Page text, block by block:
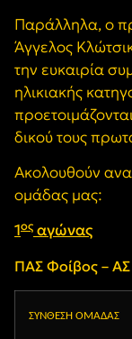
Παράλληλα, ο
Άγγελος
την ευκαιρία
ηλικιακής
δικού τους
Ακολουθούν
ομάδας μας:
1ος αγώνας
ΠΑΣ Φοίβος –
ΣΥΝΘΕΣΗ ΟΜΑΔΑΣ